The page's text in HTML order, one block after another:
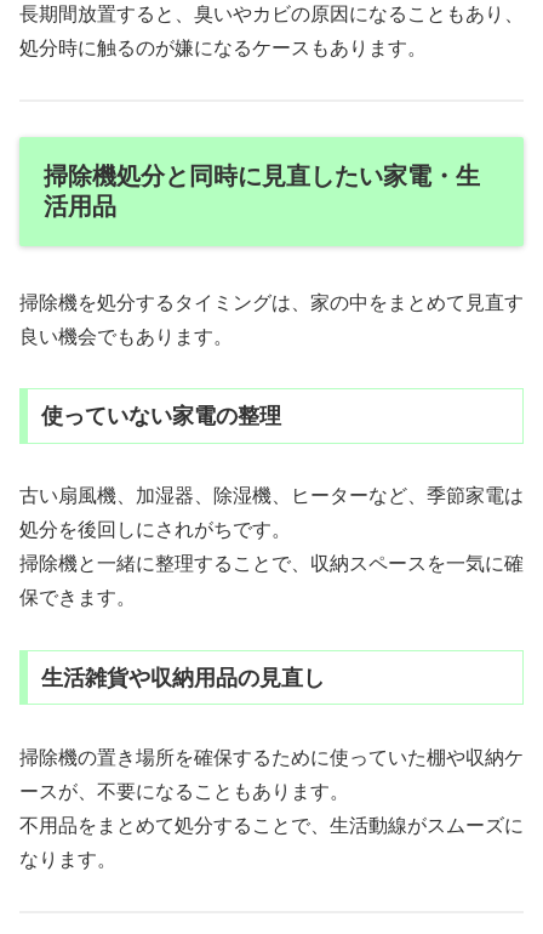
長期間放置すると、臭いやカビの原因になることもあり、
処分時に触るのが嫌になるケースもあります。
掃除機処分と同時に見直したい家電・生
活用品
掃除機を処分するタイミングは、家の中をまとめて見直す
良い機会でもあります。
使っていない家電の整理
古い扇風機、加湿器、除湿機、ヒーターなど、季節家電は
処分を後回しにされがちです。
掃除機と一緒に整理することで、収納スペースを一気に確
保できます。
生活雑貨や収納用品の見直し
掃除機の置き場所を確保するために使っていた棚や収納ケ
ースが、不要になることもあります。
不用品をまとめて処分することで、生活動線がスムーズに
なります。